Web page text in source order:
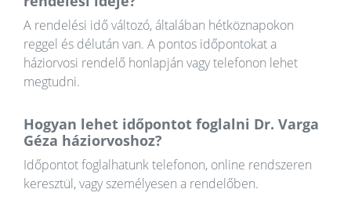
A rendelési idő változó, általában hétköznapokon
reggel és délután van. A pontos időpontokat a
háziorvosi rendelő honlapján vagy telefonon lehet
megtudni.
Hogyan lehet időpontot foglalni Dr. Varga
Géza háziorvoshoz?
Időpontot foglalhatunk telefonon, online rendszeren
keresztül, vagy személyesen a rendelőben.